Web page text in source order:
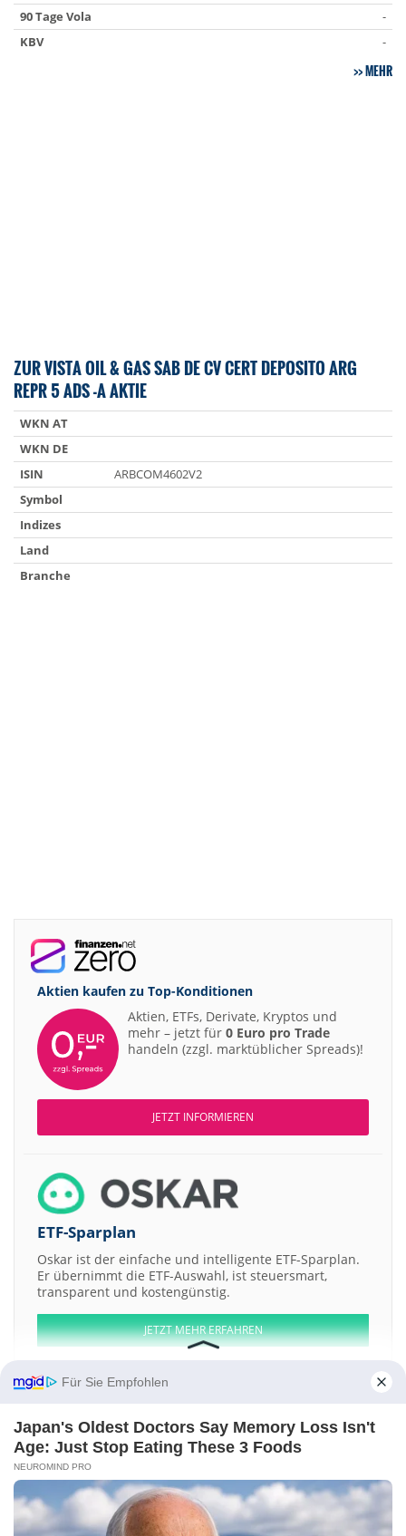
90 Tage Vola
-
KBV
-
MEHR
ZUR VISTA OIL & GAS SAB DE CV CERT DEPOSITO ARG
REPR 5 ADS -A AKTIE
WKN AT
WKN DE
ISIN
ARBCOM4602V2
Symbol
Indizes
Land
Branche
Aktien kaufen zu Top-Konditionen
Aktien, ETFs, Derivate, Kryptos und
mehr – jetzt für 0 Euro pro Trade
handeln (zzgl. marktüblicher Spreads)!
JETZT INFORMIEREN
ETF-Sparplan
Oskar ist der einfache und intelligente ETF-Sparplan.
Er übernimmt die ETF-Auswahl, ist steuersmart,
transparent und kostengünstig.
JETZT MEHR ERFAHREN
Aktien ATX DAX EuroStoxx 50 Dow Jones NASDAQ 100 Nikkei 225
S&P 500
Weitere Aktien:
Alloy Resources Cortus Metals FinServ Acquisition a
ThermoGenesis
Holdings Inventis
Für Sie Empfohlen
Japan's Oldest Doctors Say Memory Loss Isn't
Age: Just Stop Eating These 3 Foods
NEUROMIND PRO